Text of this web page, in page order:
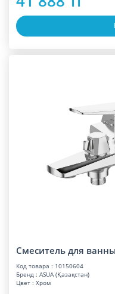
Смеситель для ванны
Код товара : 10150604
Бренд : ASUA (Қазақстан)
Цвет : Хром